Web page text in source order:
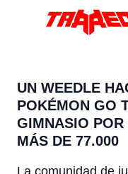
UN WEEDLE
POKÉMON GO
GIMNASIO POR
MÁS DE 77.000
La comunidad de